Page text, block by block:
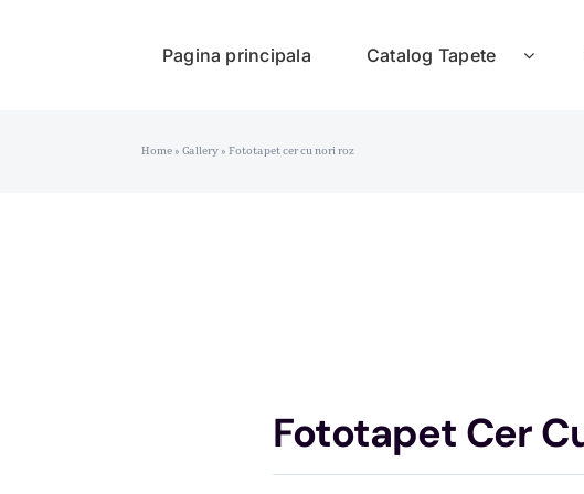
Pagina principala Catalog Tapete
Home»Gallery»Fototapet cer cu nori roz
Fototapet Cer